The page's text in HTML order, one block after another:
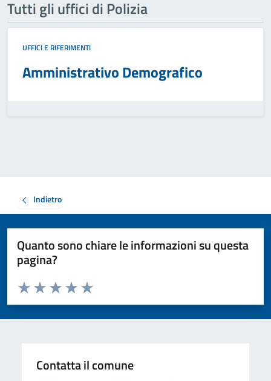
Tutti gli uffici di Polizia
UFFICI E RIFERIMENTI
Amministrativo Demografico
Indietro
Quanto sono chiare le informazioni su questa
pagina?
Valuta da 1 a 5 stelle la pagina
Valuta 5 stelle su 5
Valuta 4 stelle su 5
Valuta 3 stelle su 5
Valuta 2 stelle su 5
Valuta 1 stelle su 5
Contatta il comune